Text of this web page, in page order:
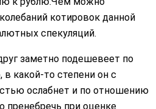
котировок данной
спекуляций.
заметно подешевеет по
какой-то степени он с
ослабнет и по отношению
при оценке